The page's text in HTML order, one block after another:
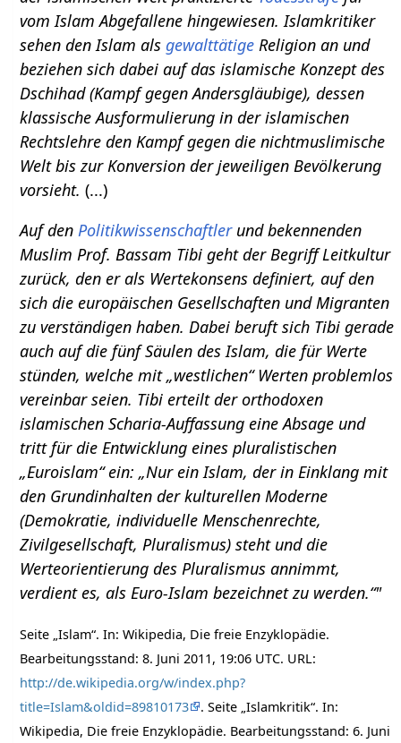
vom Islam Abgefallene hingewiesen. Islamkritiker
sehen den Islam alsgewalttätige Religion an und
beziehen sich dabei auf das islamische Konzept des
Dschihad (Kampf gegen Andersgläubige), dessen
klassische Ausformulierung in der islamischen
Rechtslehre den Kampf gegen die nichtmuslimische
Welt bis zur Konversion der jeweiligen Bevölkerung
vorsieht. (...)
Auf denPolitikwissenschaftlerund bekennenden
Muslim Prof. Bassam Tibi geht der Begriff Leitkultur
zurück, den er als Wertekonsens definiert, auf den
sich die europäischen Gesellschaften und Migranten
zu verständigen haben. Dabei beruft sich Tibi gerade
auch auf die fünf Säulen des Islam, die für Werte
stünden, welche mit „westlichen“ Werten problemlos
vereinbar seien. Tibi erteilt der orthodoxen
islamischen Scharia-Auffassung eine Absage und
tritt für die Entwicklung eines pluralistischen
„Euroislam“ ein: „Nur ein Islam, der in Einklang mit
den Grundinhalten der kulturellen Moderne
(Demokratie, individuelle Menschenrechte,
Zivilgesellschaft, Pluralismus) steht und die
Werteorientierung des Pluralismus annimmt,
verdient es, als Euro-Islam bezeichnet zu werden.“"
Seite „Islam“. In: Wikipedia, Die freie Enzyklopädie.
Bearbeitungsstand: 8. Juni 2011, 19:06 UTC. URL:
http://de.wikipedia.org/w/index.php?
title=Islam&oldid=89810173
. Seite „Islamkritik“. In:
Wikipedia, Die freie Enzyklopädie. Bearbeitungsstand: 6. Juni